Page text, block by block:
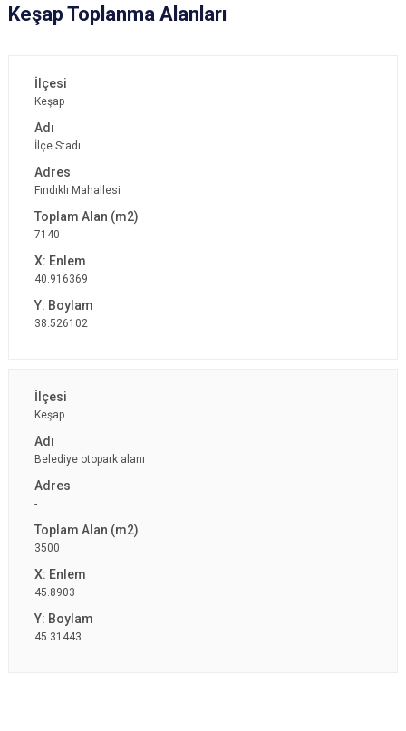
Keşap Toplanma Alanları
Keşap
İlçe Stadı
Fındıklı Mahallesi
7140
40.916369
38.526102
Keşap
Belediye otopark alanı
-
3500
45.8903
45.31443